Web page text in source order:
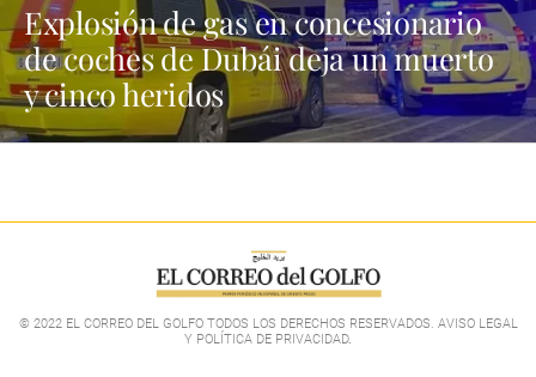
Explosión de gas en concesionario
de coches de Dubái deja un muerto
y cinco heridos
© 2022 EL CORREO DEL GOLFO TODOS LOS DERECHOS RESERVADOS. AVISO LEGAL
Y POLÍTICA DE PRIVACIDAD.